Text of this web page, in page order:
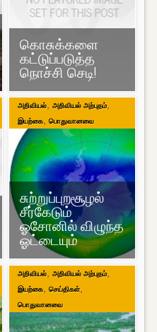
கொசுக்களை
கட்டுப்படுத்த
நொச்சி செடி!
அறிவியல், அறிவியல் அற்புதம்,
இயற்கை, பொதுவானவை
சுற்றுப்புறசூழல்
சீர்கேடும்
ஓசோனில் விழுந்த
ஓட்டையும்
அறிவியல், அறிவியல் அற்புதம்,
இயற்கை, செய்திகள்,
பொதுவானவை